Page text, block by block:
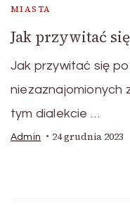
MIASTA
Jak przywitać
Jak przywitać się
niezaznajomionych
tym dialekcie …
Admin 24 grudnia 2023